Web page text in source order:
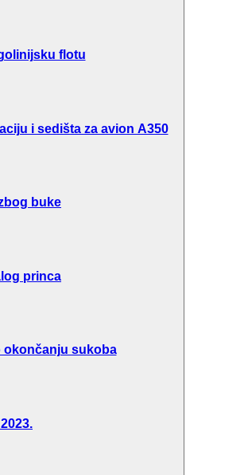
flotu
i sedišta za avion A350
buke
princa
okončanju sukoba